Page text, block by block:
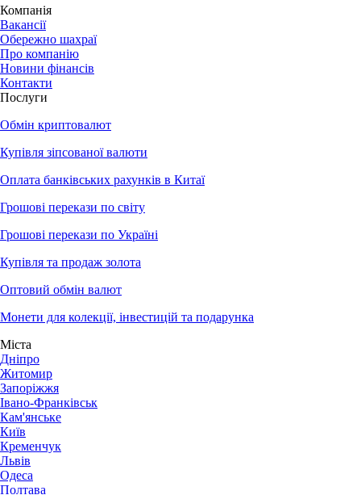
Компанія
Вакансії
Обережно шахраї
Про компанію
Новини фінансів
Контакти
Послуги
Обмін криптовалют
Купівля зіпсованої валюти
Оплата банківських рахунків в Китаї
Грошові перекази по світу
Грошові перекази по Україні
Купівля та продаж золота
Оптовий обмін валют
Монети для колекції, інвестицій та подарунка
Міста
Дніпро
Житомир
Запоріжжя
Івано-Франківськ
Кам'янське
Київ
Кременчук
Львів
Одеса
Полтава